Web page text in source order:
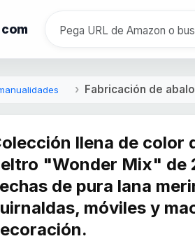
Fabricación de
llena de color
"Wonder Mix" de
de pura lana
móviles y